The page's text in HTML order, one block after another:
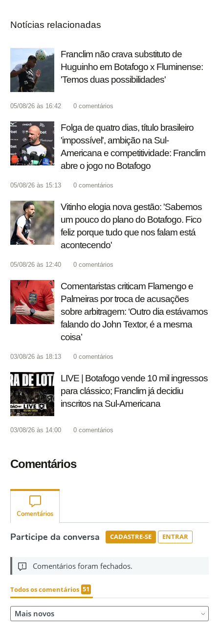
Notícias relacionadas
Franclim não crava substituto de
Huguinho em Botafogo x Fluminense:
'Temos duas possibilidades'
05/08/26 às 16:42 0 comentários
Folga de quatro dias, título brasileiro
'impossível', ambição na Sul-
Americana e competitividade: Franclim
abre o jogo no Botafogo
05/08/26 às 15:13 0 comentários
Vitinho elogia nova gestão: 'Sabemos
um pouco do plano do Botafogo. Fico
feliz porque tudo que nos falam está
acontecendo'
05/08/26 às 12:40 0 comentários
Comentaristas criticam Flamengo e
Palmeiras por troca de acusações
sobre arbitragem: ‘Outro dia estávamos
falando do John Textor, é a mesma
coisa’
03/08/26 às 18:13 0 comentários
LIVE | Botafogo vende 10 mil ingressos
para clássico; Franclim já decidiu
inscritos na Sul-Americana
03/08/26 às 14:00 0 comentários
Comentários